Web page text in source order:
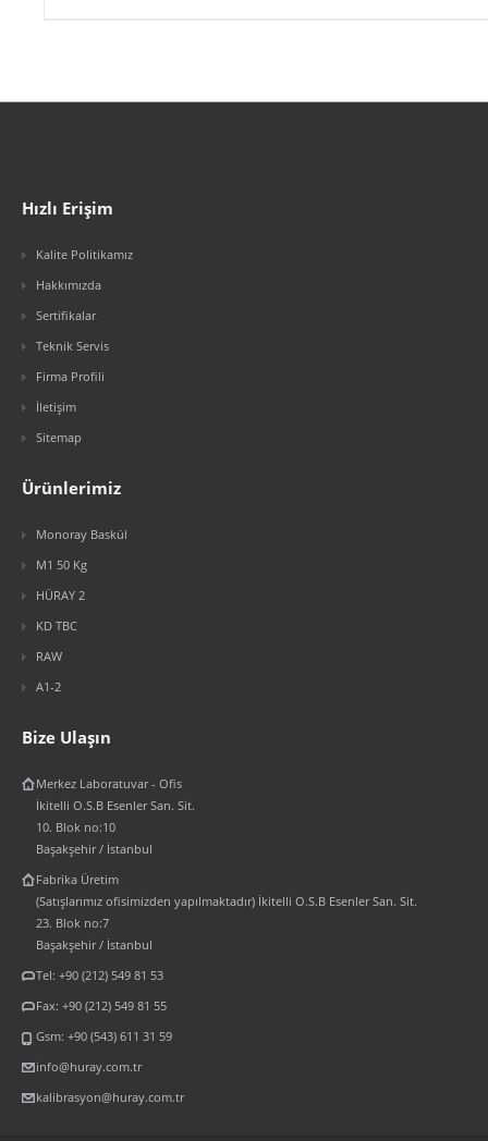
Hızlı Erişim
Kalite Politikamız
Hakkımızda
Sertifikalar
Teknik Servis
Firma Profili
İletişim
Sitemap
Ürünlerimiz
Monoray Baskül
M1 50 Kg
HÜRAY 2
KD TBC
RAW
A1-2
Bize Ulaşın
Merkez Laboratuvar - Ofis
İkitelli O.S.B Esenler San. Sit.
10. Blok no:10
Başakşehir / İstanbul
Fabrika Üretim
(Satışlarımız ofisimizden yapılmaktadır) İkitelli O.S.B Esenler San. Sit.
23. Blok no:7
Başakşehir / İstanbul
Tel: +90 (212) 549 81 53
Fax: +90 (212) 549 81 55
Gsm: +90 (543) 611 31 59
info@huray.com.tr
kalibrasyon@huray.com.tr